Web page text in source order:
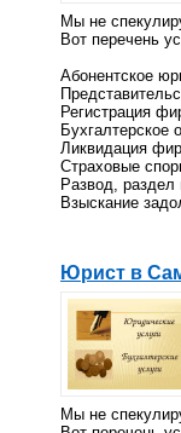
Мы не
Вот перечень
Абонентское
Регистрация
Бухгалтерское
Ликвидация
Страховые
Развод,
Взыскание
Юрист в
Мы не